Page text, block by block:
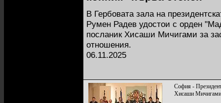
В Гербовата зала на
Румен Радев удостои с орден
посланик Хисаши Мичигами за
отношения.
06.11.2025
София -
Хисаши Мичигами